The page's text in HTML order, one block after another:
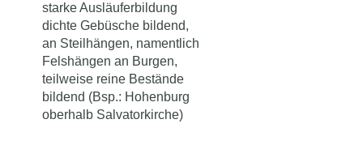
starke Ausläuferbildung
dichte Gebüsche bildend,
an Steilhängen, namentlich
Felshängen an Burgen,
teilweise reine Bestände
bildend (Bsp.: Hohenburg
oberhalb Salvatorkirche)